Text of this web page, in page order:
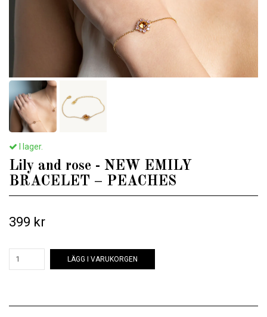
I lager.
Lily and rose - NEW EMILY
BRACELET – PEACHES
399 kr
LÄGG I VARUKORGEN